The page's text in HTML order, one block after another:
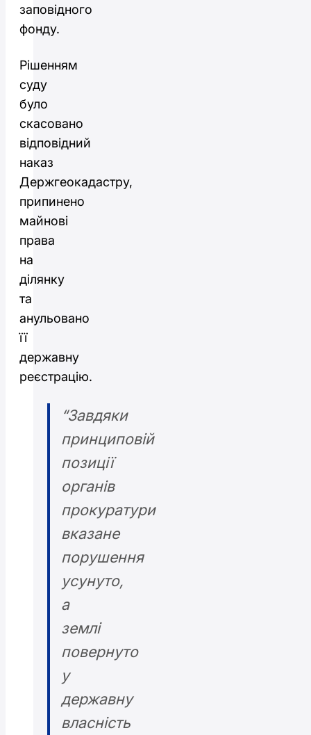
заповідного
фонду.
Рішенням
суду
було
скасовано
відповідний
наказ
Держгеокадастру,
припинено
майнові
права
на
ділянку
та
анульовано
її
державну
реєстрацію.
“Завдяки
принциповій
позиції
органів
прокуратури
вказане
порушення
усунуто,
а
землі
повернуто
у
державну
власність